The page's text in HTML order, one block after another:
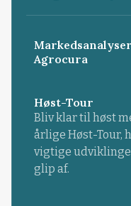
Agrocura
Høst-Tour
Bliv klar til høst
årlige Høst-Tour,
vigtige
glip af.